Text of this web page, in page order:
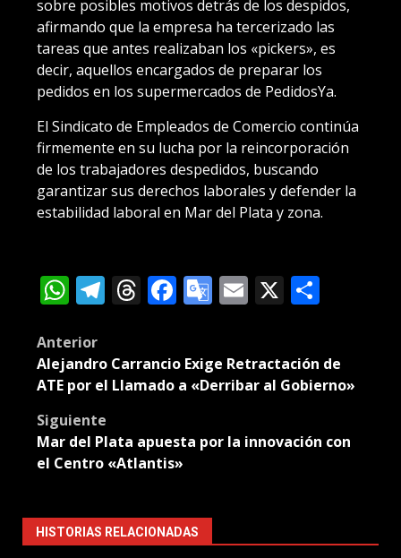
sobre posibles motivos detrás de los despidos,
afirmando que la empresa ha tercerizado las
tareas que antes realizaban los «pickers», es
decir, aquellos encargados de preparar los
pedidos en los supermercados de PedidosYa.
El Sindicato de Empleados de Comercio continúa
firmemente en su lucha por la reincorporación
de los trabajadores despedidos, buscando
garantizar sus derechos laborales y defender la
estabilidad laboral en Mar del Plata y zona.
WhatsApp
Telegram
Threads
Facebook
Google
Translate
Email
X
Post
navigation
Anterior
Alejandro Carrancio Exige Retractación de
ATE por el Llamado a «Derribar al Gobierno»
Siguiente
Mar del Plata apuesta por la innovación con
el Centro «Atlantis»
HISTORIAS RELACIONADAS